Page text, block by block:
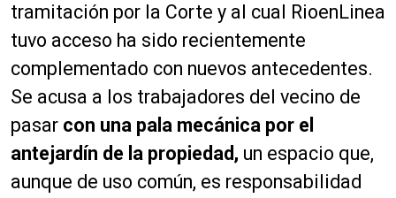
tramitación por la Corte y al cual RioenLinea
tuvo acceso ha sido recientemente
complementado con nuevos antecedentes.
Se acusa a los trabajadores del vecino de
pasar con una pala mecánica por el
antejardín de la propiedad, un espacio que,
aunque de uso común, es responsabilidad